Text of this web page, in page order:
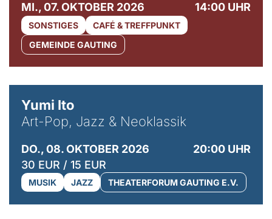
MI., 07. OKTOBER 2026 14:00 UHR
SONSTIGES
CAFÉ & TREFFPUNKT
GEMEINDE GAUTING
Yumi Ito
Art-Pop, Jazz & Neoklassik
DO., 08. OKTOBER 2026
20:00 UHR
30 EUR / 15 EUR
MUSIK JAZZ THEATERFORUM GAUTING E.V.